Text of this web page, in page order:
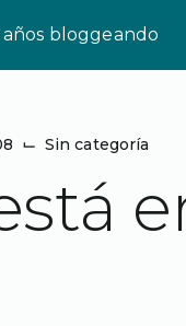
años bloggeando
⌙ Sin categoría